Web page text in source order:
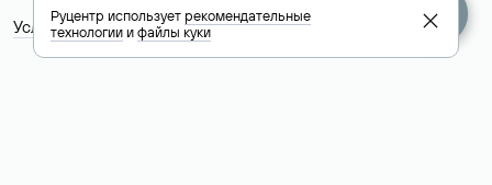
Условия использования Whois-сервиса
Руцентр используетрекомендательные
технологииифайлы куки